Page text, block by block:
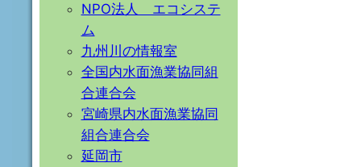
NPO法人 エコシステ
ム
九州川の情報室
全国内水面漁業協同組
合連合会
宮崎県内水面漁業協同
組合連合会
延岡市